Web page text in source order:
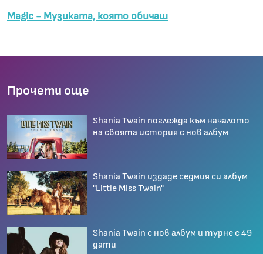
Magic - Музиката, която обичаш
Прочети още
Shania Twain поглежда към началото
на своята история с нов албум
Shania Twain издаде седмия си албум
"Little Miss Twain"
Shania Twain с нов албум и турне с 49
дати